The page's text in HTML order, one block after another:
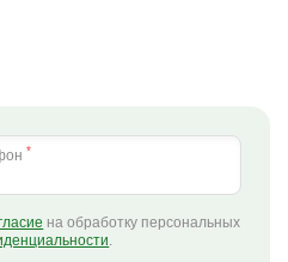
*
на обработку персональных
.